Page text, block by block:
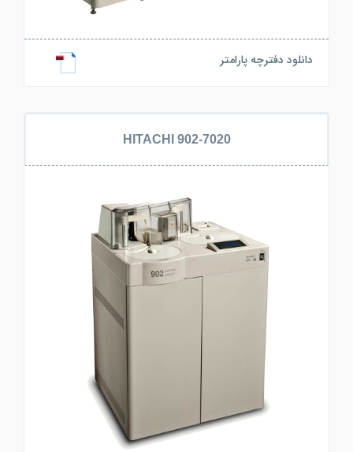
دانلود دفترچه پارامتر
HITACHI 902-7020